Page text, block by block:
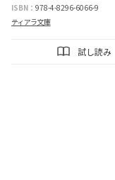
ISBN： 978-4-8296-6066-9
ティアラ文庫
試し読み